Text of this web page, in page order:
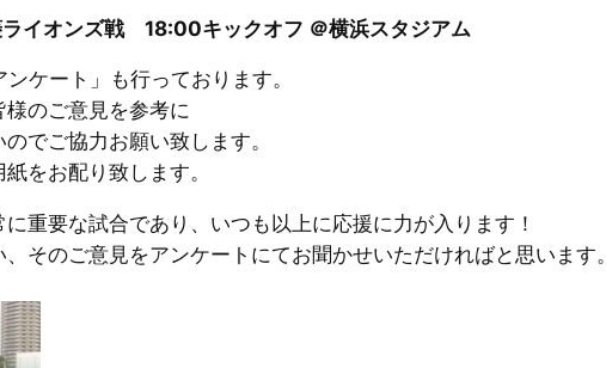
イオンズ戦 18:00キックオフ ＠横浜スタジアム
ケート」
も行っております。
のご意見を参考に
でご協力お願い致します。
をお配り致します。
に重要な試合であり、いつも以上に応援に力が入ります！
そのご意見をアンケートにてお聞かせいただければと思います。